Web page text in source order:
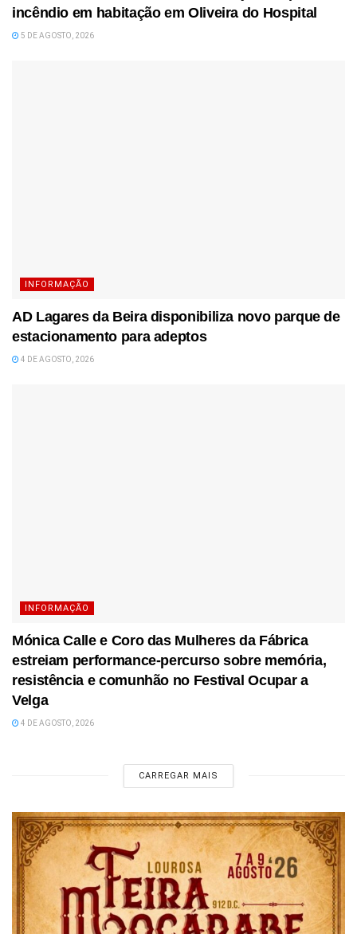
incêndio em habitação em Oliveira do Hospital
5 DE AGOSTO, 2026
INFORMAÇÃO
AD Lagares da Beira disponibiliza novo parque de
estacionamento para adeptos
4 DE AGOSTO, 2026
INFORMAÇÃO
Mónica Calle e Coro das Mulheres da Fábrica
estreiam performance-percurso sobre memória,
resistência e comunhão no Festival Ocupar a
Velga
4 DE AGOSTO, 2026
CARREGAR MAIS